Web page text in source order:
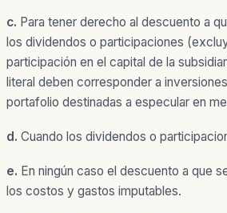
c. Para tener derecho al descuento a
los dividendos o participaciones
participación en el capital de la
literal deben corresponder a
portafolio destinadas a especular en
d. Cuando los dividendos o
e. En ningún caso el descuento a que
los costos y gastos imputables.